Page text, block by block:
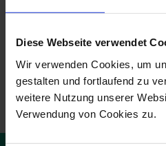
Diese Webseite verwendet
Wir verwenden Cookies, um
gestalten und fortlaufend zu
weitere Nutzung unserer
Verwendung von Cookies zu.